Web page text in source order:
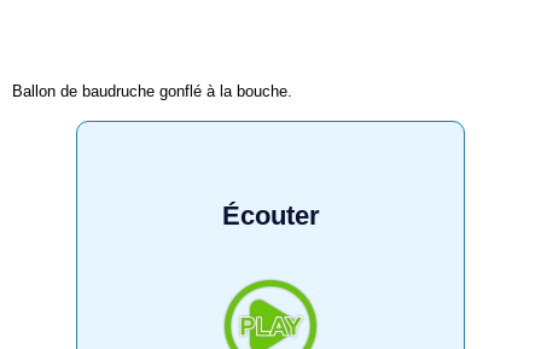
Ballon de baudruche gonflé à la bouche.
Écouter